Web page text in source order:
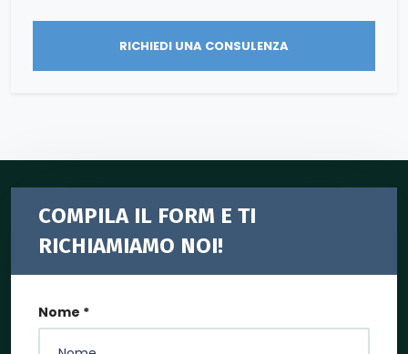
RICHIEDI UNA CONSULENZA
COMPILA IL FORM E TI
RICHIAMIAMO NOI!
Nome *